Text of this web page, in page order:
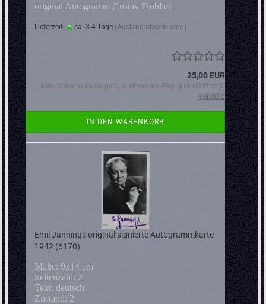
original Autogramm Gustav Fröhlich
Lieferzeit: ca. 3-4 Tage (Ausland abweichend)
25,00 EUR
Kein Steuerausweis gem. Kleinuntern.-Reg. §19 UStG zzgl.
Versand
IN DEN WARENKORB
Emil Jannings original signierte Autogrammkarte
1942 (6170)
Maße: 9x14 cm
Seitenzahl: 2
Text: deutsch
Zustand: 2